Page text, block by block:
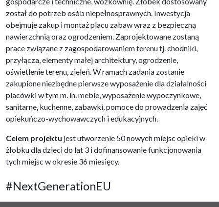
został do potrzeb osób niepełnosprawnych. Inwestycja
obejmuje zakup i montaż placu zabaw wraz z bezpieczną
nawierzchnią oraz ogrodzeniem. Zaprojektowane zostaną
prace związane z zagospodarowaniem terenu tj. chodniki,
przyłącza, elementy małej architektury, ogrodzenie,
oświetlenie terenu, zieleń. W ramach zadania zostanie
zakupione niezbędne pierwsze wyposażenie dla działalności
placówki w tym m. in. meble, wyposażenie wypoczynkowe,
sanitarne, kuchenne, zabawki, pomoce do prowadzenia zajęć
opiekuńczo-wychowawczych i edukacyjnych.
Celem projektu jest utworzenie 50 nowych miejsc opieki w
żłobku dla dzieci do lat 3 i dofinansowanie funkcjonowania
tych miejsc w okresie 36 miesięcy.
#NextGenerationEU